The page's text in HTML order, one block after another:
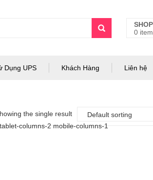
0
Dụng UPS Khách Hàng Liên hệ
the single result
columns-2 mobile-columns-1